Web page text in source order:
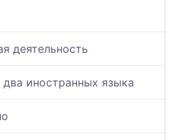
деятельность
иностранных языка